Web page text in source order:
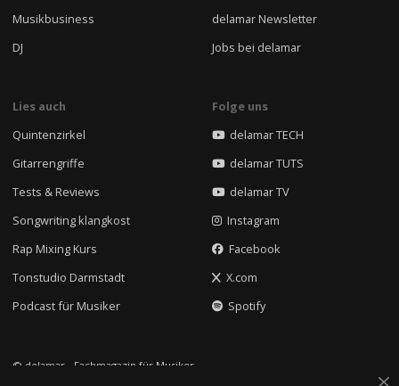
Musikbusiness
DJ
delamar Newsletter
Jobs bei delamar
Lies auch
Quintenzirkel
Gitarrengriffe
Tests & Reviews
Songwriting klangkost
Rap Mixing Kurs
Tonstudio Darmstadt
Podcast für Musiker
Folge uns
delamar TECH
delamar TUTS
delamar TV
Instagram
Facebook
X.com
Spotify
© delamar - Fachmagazin für Musiker